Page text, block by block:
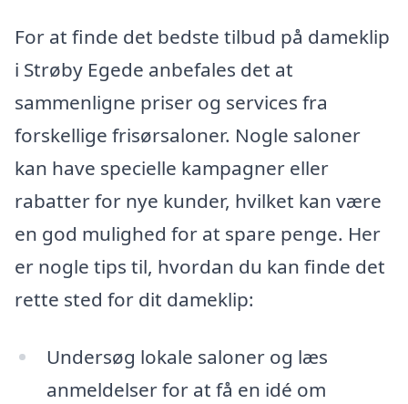
For at finde det bedste tilbud på dameklip
i Strøby Egede anbefales det at
sammenligne priser og services fra
forskellige frisørsaloner. Nogle saloner
kan have specielle kampagner eller
rabatter for nye kunder, hvilket kan være
en god mulighed for at spare penge. Her
er nogle tips til, hvordan du kan finde det
rette sted for dit dameklip:
Undersøg lokale saloner og læs
anmeldelser for at få en idé om